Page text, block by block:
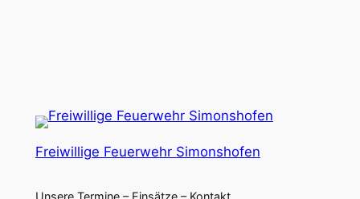
Freiwillige Feuerwehr Simonshofen
Unsere Termine – Einsätze – Kontakt